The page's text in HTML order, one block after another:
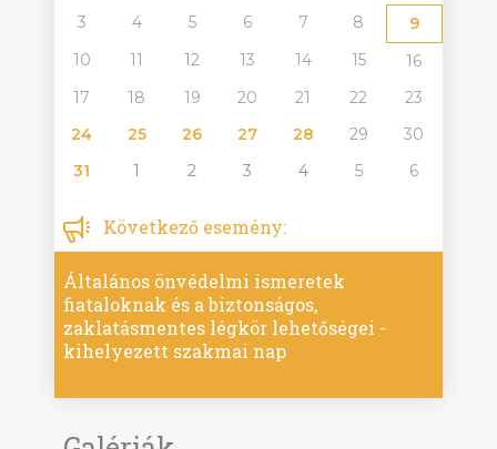
3
4 5 6 7 8
9
10
11 12 13 14 15
16
17
18 19 20 21 22
23
24
25 26 27 28 29
30
31
1 2 3 4 5 6
Következő esemény:
Általános önvédelmi ismeretek
fiataloknak és a biztonságos,
zaklatásmentes légkör lehetőségei -
kihelyezett szakmai nap